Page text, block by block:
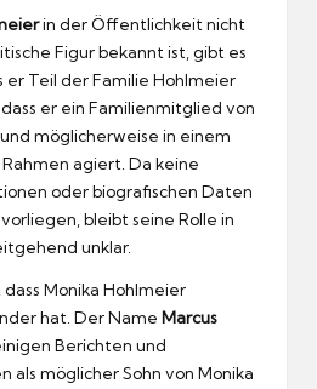
in der Öffentlichkeit nicht
Figur bekannt ist, gibt es
er Teil der Familie Hohlmeier
er ein Familienmitglied von
möglicherweise in einem
agiert. Da keine
oder biografischen Daten
bleibt seine Rolle in
unklar.
Monika Hohlmeier
hat. Der Name Marcus
Berichten und
als möglicher Sohn von Monika